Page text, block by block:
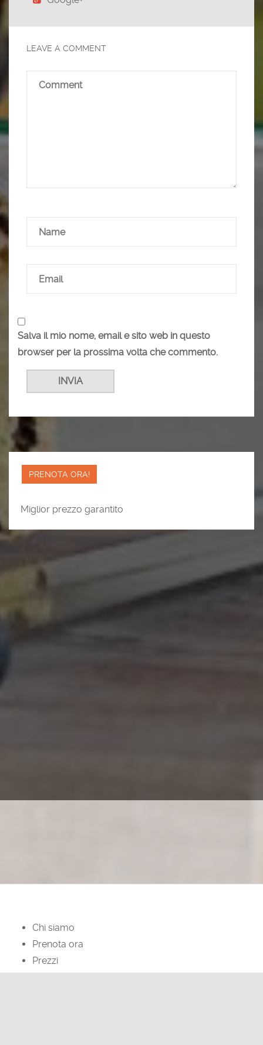
LEAVE A COMMENT
Salva il mio nome, email e sito web in questo
browser per la prossima volta che commento.
PRENOTA ORA!
Miglior prezzo garantito
Chi siamo
Prenota ora
Prezzi